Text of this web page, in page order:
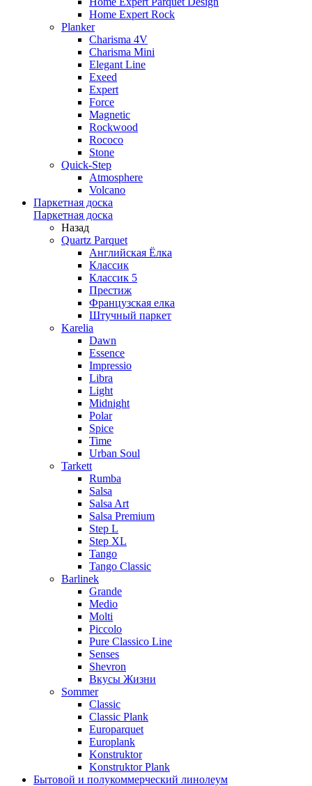
Home Expert Rock
Planker
Charisma 4V
Charisma Mini
Elegant Line
Exeed
Expert
Force
Magnetic
Rockwood
Rococo
Stone
Quick-Step
Atmosphere
Volcano
Паркетная доска
Паркетная доска
Назад
Quartz Parquet
Английская Ёлка
Классик
Классик 5
Престиж
Французская елка
Штучный паркет
Karelia
Dawn
Essence
Impressio
Libra
Light
Midnight
Polar
Spice
Time
Urban Soul
Tarkett
Rumba
Salsa
Salsa Art
Salsa Premium
Step L
Step XL
Tango
Tango Classic
Barlinek
Grande
Medio
Molti
Piccolo
Pure Classico Line
Senses
Shevron
Вкусы Жизни
Sommer
Classic
Classic Plank
Europarquet
Europlank
Konstruktor
Konstruktor Plank
Бытовой и полукоммерческий линолеум